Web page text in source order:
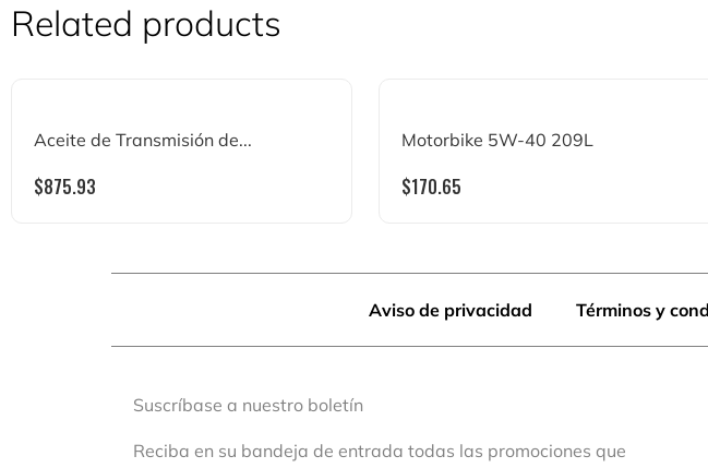
Related products
Aceite de Transmisión de...
$875.93
Motorbike 5W-40 209L
$170.65
Aviso de privacidad Términos y
Suscríbase a nuestro boletín
Reciba en su bandeja de entrada todas las promociones que